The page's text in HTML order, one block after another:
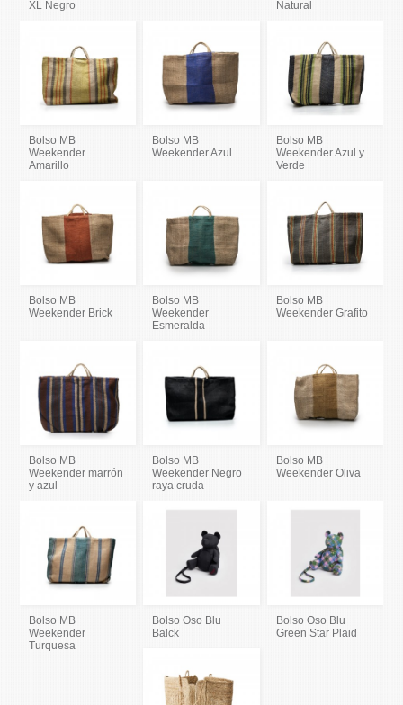
XL Negro
Natural
Bolso MB
Weekender
Amarillo
Bolso MB
Weekender Azul
Bolso MB
Weekender Azul y
Verde
Bolso MB
Weekender Brick
Bolso MB
Weekender
Esmeralda
Bolso MB
Weekender Grafito
Bolso MB
Weekender marrón
y azul
Bolso MB
Weekender Negro
raya cruda
Bolso MB
Weekender Oliva
Bolso MB
Weekender
Turquesa
Bolso Oso Blu
Balck
Bolso Oso Blu
Green Star Plaid